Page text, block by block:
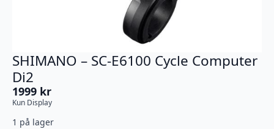
SHIMANO – SC-E6100 Cycle Computer
Di2
1999 kr
Kun Display
1 på lager